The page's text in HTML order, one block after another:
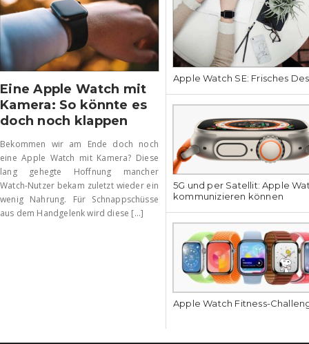
Eine Apple Watch mit
Kamera: So könnte es
doch noch klappen
Bekommen wir am Ende doch noch
eine Apple Watch mit Kamera? Diese
lang gehegte Hoffnung mancher
Watch-Nutzer bekam zuletzt wieder ein
wenig Nahrung. Für Schnappschüsse
aus dem Handgelenk wird diese [...]
Apple Watch SE: Frisches
5G und per Satellit: Apple
kommunizieren können
Apple Watch Fitness-